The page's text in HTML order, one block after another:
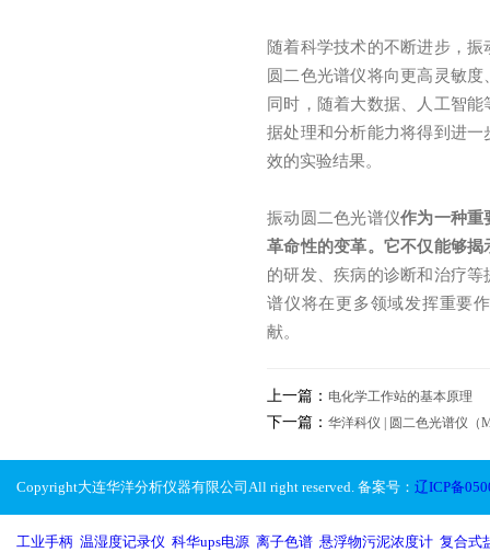
随着科学技术的不断进步，
圆二色光谱仪将向更高灵敏
同时，随着大数据、人工智
据处理和分析能力将得到进
效的实验结果。
振动圆二色光谱仪作为一种重
革命性的变革。它不仅能够揭
的研发、疾病的诊断和治疗
谱仪将在更多领域发挥重要
献。
上一篇： 电化学工作站的基本原理
下一篇： 华洋科仪 | 圆二色光谱仪（
Copyright大连华洋分析仪器有限公司All right reserved. 备案号： 辽ICP备
工业手柄 温湿度记录仪 科华ups电源 离子色谱 悬浮物污泥浓度计 复合式